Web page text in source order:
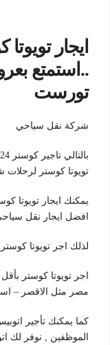
ايجار
..استمتع
تورست
شركة نقل سياحي
تويوتا كوستر لرحلات
يمكنك ايجار تويوتا
افضل ايجار نقل
لذلك اجر تويوتا
اجر تويوتا كوستر
مصر مثل الاقصر –
الموظفين , نوفر لك اتوبيس